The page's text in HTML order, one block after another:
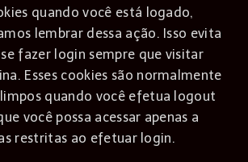
quando você está logado,
lembrar dessa ação. Isso evita
fazer login sempre que visitar
Esses cookies são normalmente
quando você efetua logout
você possa acessar apenas a
restritas ao efetuar login.